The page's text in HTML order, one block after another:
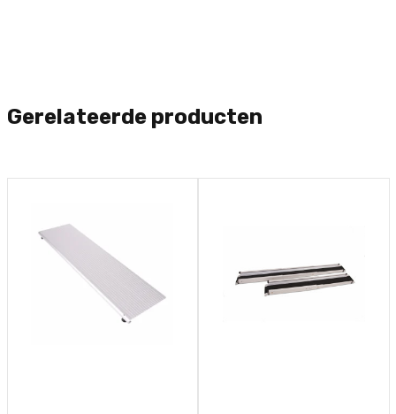
Gerelateerde producten